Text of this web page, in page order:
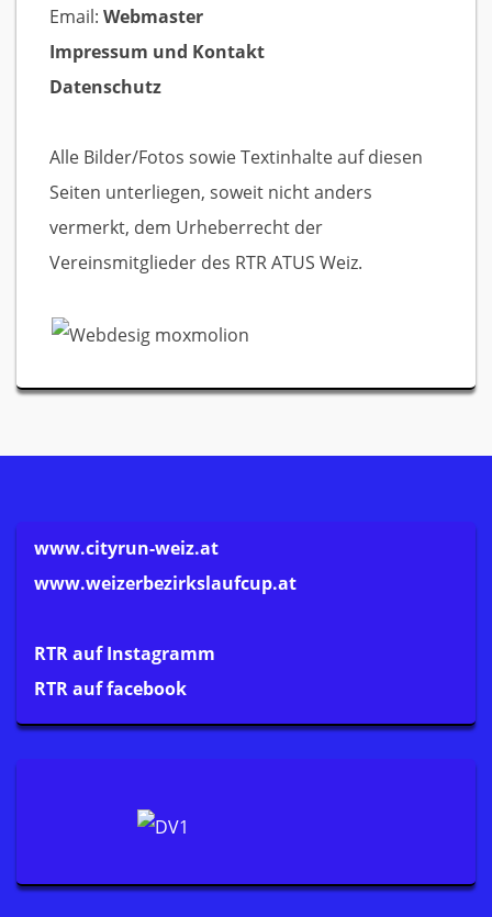
Email: Webmaster
Impressum und Kontakt
Datenschutz
Alle Bilder/Fotos sowie Textinhalte auf diesen
Seiten unterliegen, soweit nicht anders
vermerkt, dem Urheberrecht der
Vereinsmitglieder des RTR ATUS Weiz.
www.cityrun-weiz.at
www.weizerbezirkslaufcup.at
RTR auf Instagramm
RTR auf facebook